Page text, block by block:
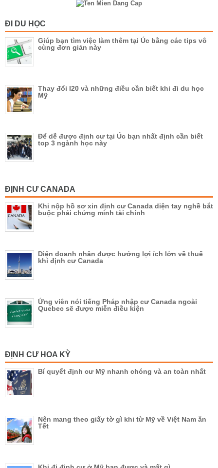
ĐI DU HỌC
Giúp bạn tìm việc làm thêm tại Úc bằng các tips vô
cùng đơn giản này
Thay đổi I20 và những điều cần biết khi đi du học
Mỹ
Để dễ được định cư tại Úc bạn nhất định cần biết
top 3 ngành học này
ĐỊNH CƯ CANADA
Khi nộp hồ sơ xin định cư Canada diện tay nghề bắt
buộc phải chứng minh tài chính
Diện doanh nhân được hưởng lợi ích lớn về thuế
khi định cư Canada
Ứng viên nói tiếng Pháp nhập cư Canada ngoài
Quebec sẽ được miễn điều kiện
ĐỊNH CƯ HOA KỲ
Bí quyết định cư Mỹ nhanh chóng và an toàn nhất
Nên mang theo giấy tờ gì khi từ Mỹ về Việt Nam ăn
Tết